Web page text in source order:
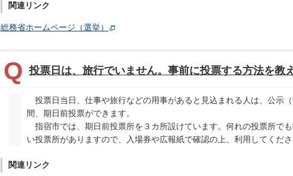
関連リンク
総務省ホームページ（選挙）
投票日は、旅行でいません。事前に投票する方法を教
投票日当日、仕事や旅行などの用事があると見込まれる人は、公示
間、期日前投票ができます。
指宿市では、期日前投票所を３カ所設けています。何れの投票所で
い投票所がありますので、入場券や広報紙で確認の上、利用してくださ
関連リンク